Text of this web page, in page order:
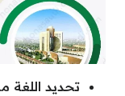
تحديد اللغة